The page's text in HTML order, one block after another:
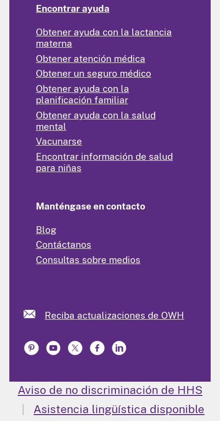
Encontrar ayuda
Obtener ayuda con la lactancia
materna
Obtener atención médica
Obtener un seguro médico
Obtener ayuda con la
planificación familiar
Obtener ayuda con la salud
mental
Vacunarse
Encontrar información de salud
para niñas
Manténgase en contacto
Blog
Contáctanos
Consultas sobre medios
Reciba actualizaciones de OWH
Aviso de no discriminación de HHS
Asistencia lingüística disponible